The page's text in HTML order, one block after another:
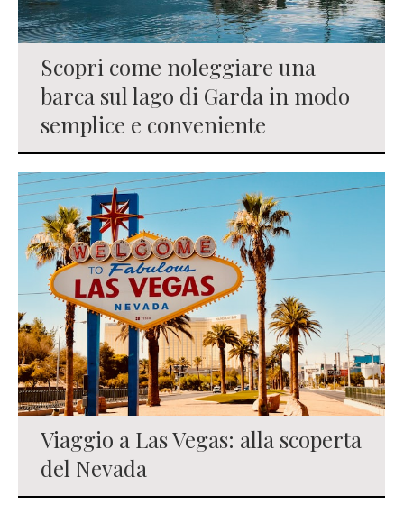
Scopri come noleggiare una
barca sul lago di Garda in modo
semplice e conveniente
Viaggio a Las Vegas: alla scoperta
del Nevada